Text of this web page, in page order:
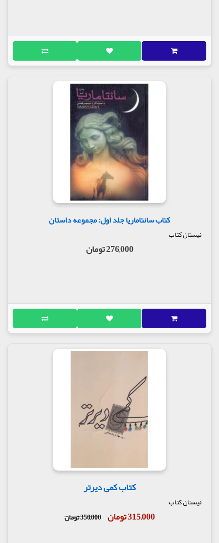
کتاب سانتاماریا جلد اول: مجموعه داستان
نیستان کتاب
276,000 تومان
کتاب کمی دیرتر
نیستان کتاب
315,000 تومان 350,000 تومان